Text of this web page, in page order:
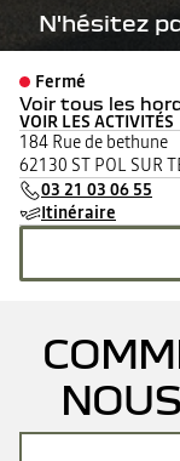
N'hésitez
Fermé
Voir tous les
lundi
mardi
mercredi
jeudi
vendredi
VOIR LES ACTIVITÉS
184 Rue de bethune
62130 ST POL SUR
03 21 03 06 55
Itinéraire